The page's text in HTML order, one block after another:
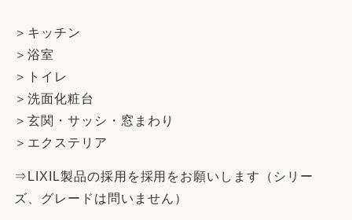
＞キッチン
＞浴室
＞トイレ
＞洗面化粧台
＞玄関・サッシ・窓まわり
＞エクステリア
⇒LIXIL製品の採用を採用をお願いします（シリー
ズ、グレードは問いません）